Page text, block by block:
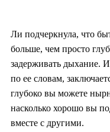
Ли подчеркнула, что
больше, чем просто
задерживать дыхание.
по ее словам,
глубоко вы можете
насколько хорошо вы
вместе с другими.